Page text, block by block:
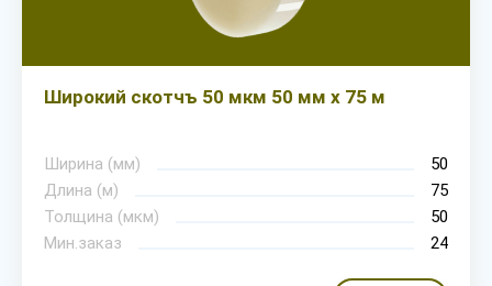
Широкий скотчъ 50 мкм 50 мм х 75 м
Ширина (мм)
50
Длина (м)
75
Толщина (мкм)
50
Мин.заказ
24